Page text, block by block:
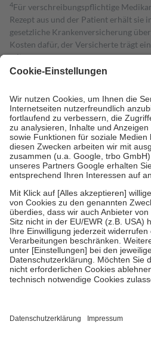
4Für verschreibungspflichtige
Rezept aus und der Patient erhält sie
gesetzliche Krankenversicherung
Kosten dafür, der Versicherte trägt
mit.
Grundsätzlich leisten Mitglieder
höchstens zehn Euro.
Es sind jedoch
Kosten der Leistung zu entrichten.
Diese Regeln gelten grundsätzlich
Bei Heilmitteln und häuslicher
Zuzahlung zehn Prozent der Kosten
Verordnung.
Um das Engagement der Versicherten
stärken und die besondere Stellung
fallenkeine Zuzahlungenan bei:
• Kindern und Jugendlichen bis zum
mit Ausnahme der Fahrkosten
• Untersuchungen zur Vorsorge und
GKV getragen werden
• empfohlenen Schutzimpfungen
• Harn- und Blutteststreifen
getroffen, um sicherzustellen, dass es